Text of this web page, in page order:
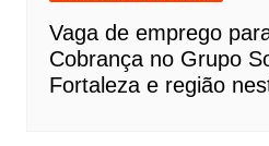
Vaga de emprego
Cobrança no Grupo
Fortaleza e região